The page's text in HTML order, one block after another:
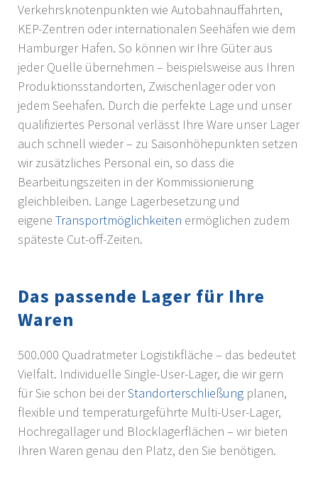
Verkehrsknotenpunkten wie Autobahnauffahrten,
KEP-Zentren oder internationalen Seehäfen wie dem
Hamburger Hafen. So können wir Ihre Güter aus
jeder Quelle übernehmen – beispielsweise aus Ihren
Produktionsstandorten, Zwischenlager oder von
jedem Seehafen. Durch die perfekte Lage und unser
qualifiziertes Personal verlässt Ihre Ware unser Lager
auch schnell wieder – zu Saisonhöhepunkten setzen
wir zusätzliches Personal ein, so dass die
Bearbeitungszeiten in der Kommissionierung
gleichbleiben. Lange Lagerbesetzung und
eigene Transportmöglichkeiten ermöglichen zudem
späteste Cut-off-Zeiten.
Das passende Lager für Ihre
Waren
500.000 Quadratmeter Logistikfläche – das bedeutet
Vielfalt. Individuelle Single-User-Lager, die wir gern
für Sie schon bei derStandorterschließung planen,
flexible und temperaturgeführte Multi-User-Lager,
Hochregallager und Blocklagerflächen – wir bieten
Ihren Waren genau den Platz, den Sie benötigen.